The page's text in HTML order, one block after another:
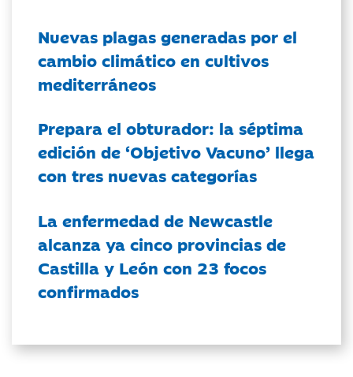
Nuevas plagas generadas por el
cambio climático en cultivos
mediterráneos
Prepara el obturador: la séptima
edición de ‘Objetivo Vacuno’ llega
con tres nuevas categorías
La enfermedad de Newcastle
alcanza ya cinco provincias de
Castilla y León con 23 focos
confirmados